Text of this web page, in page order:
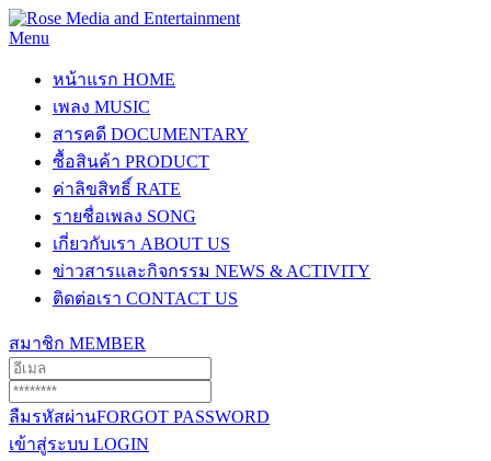
Menu
หน้าแรก HOME
เพลง MUSIC
สารคดี DOCUMENTARY
ซื้อสินค้า PRODUCT
ค่าลิขสิทธิ์ RATE
รายชื่อเพลง SONG
เกี่ยวกับเรา ABOUT US
ข่าวสารและกิจกรรม NEWS & ACTIVITY
ติดต่อเรา CONTACT US
สมาชิก MEMBER
ลืมรหัสผ่านFORGOT PASSWORD
เข้าสู่ระบบ LOGIN